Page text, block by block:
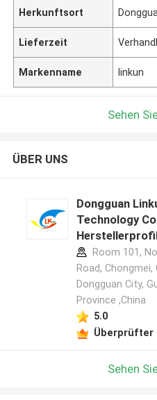
Herkunftsort
Lieferzeit
Markenname linkun
Sehen
ÜBER UNS
Dongguan
Technology
Room 101,
Road,
Dongguan City,
Province ,China
5.0
Überprüfter
Sehen